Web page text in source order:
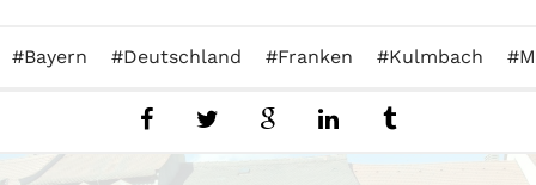
Bayern Deutschland Franken Kulmbach